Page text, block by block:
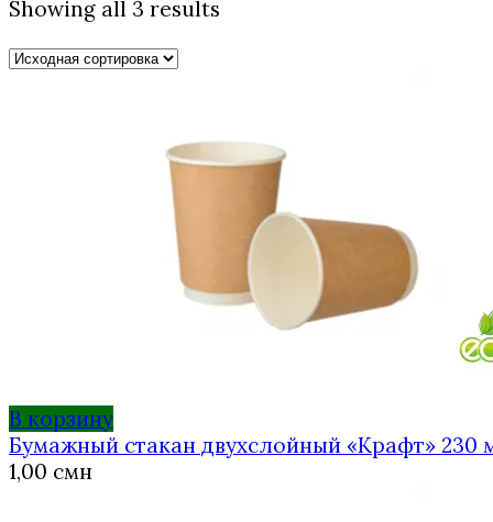
Showing all 3 results
В корзину
Бумажный стакан двухслойный «Крафт» 230
1,00 смн